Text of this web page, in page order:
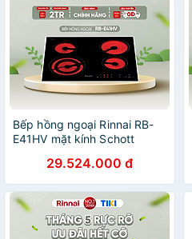
Bếp hồng ngoại Rinnai RB-
E41HV mặt kính Schott
29.524.000 đ